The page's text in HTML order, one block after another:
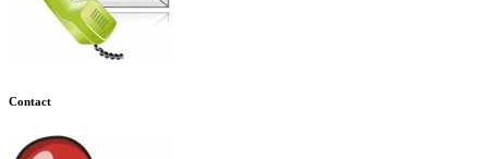
Contact